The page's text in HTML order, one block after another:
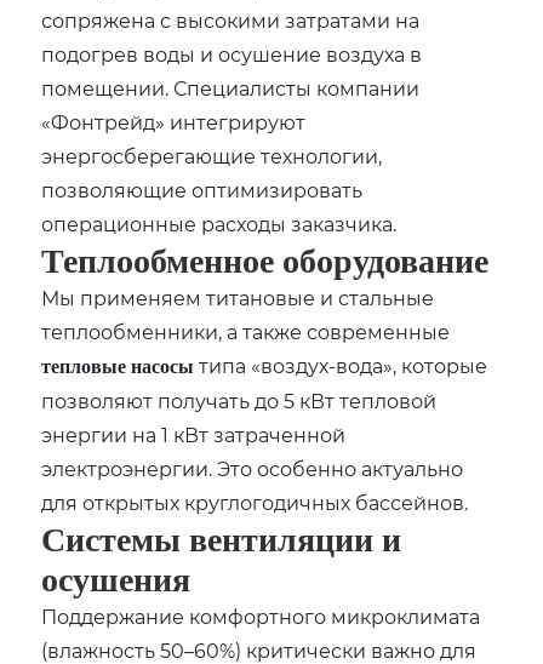
сопряжена с высокими затратами на
подогрев воды и осушение воздуха в
помещении. Специалисты компании
«Фонтрейд» интегрируют
энергосберегающие технологии‚
позволяющие оптимизировать
операционные расходы заказчика.
Теплообменное оборудование
Мы применяем титановые и стальные
теплообменники‚ а также современные
тепловые насосы типа «воздух-вода»‚ которые
позволяют получать до 5 кВт тепловой
энергии на 1 кВт затраченной
электроэнергии. Это особенно актуально
для открытых круглогодичных бассейнов.
Системы вентиляции и
осушения
Поддержание комфортного микроклимата
(влажность 50–60%) критически важно для